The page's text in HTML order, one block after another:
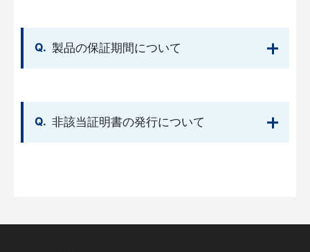
製品の保証期間について
非該当証明書の発行について